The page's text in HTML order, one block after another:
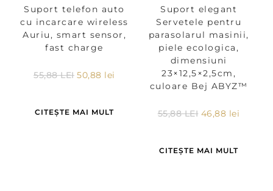
Suport telefon auto
cu incarcare wireless
Auriu, smart sensor,
fast charge
55,88LEI 50,88 lei
CITEȘTE MAI MULT
Suport elegant
Servetele pentru
parasolarul masinii,
piele ecologica,
dimensiuni
23×12,5×2,5cm,
culoare Bej ABYZ™
55,88LEI 46,88 lei
CITEȘTE MAI MULT